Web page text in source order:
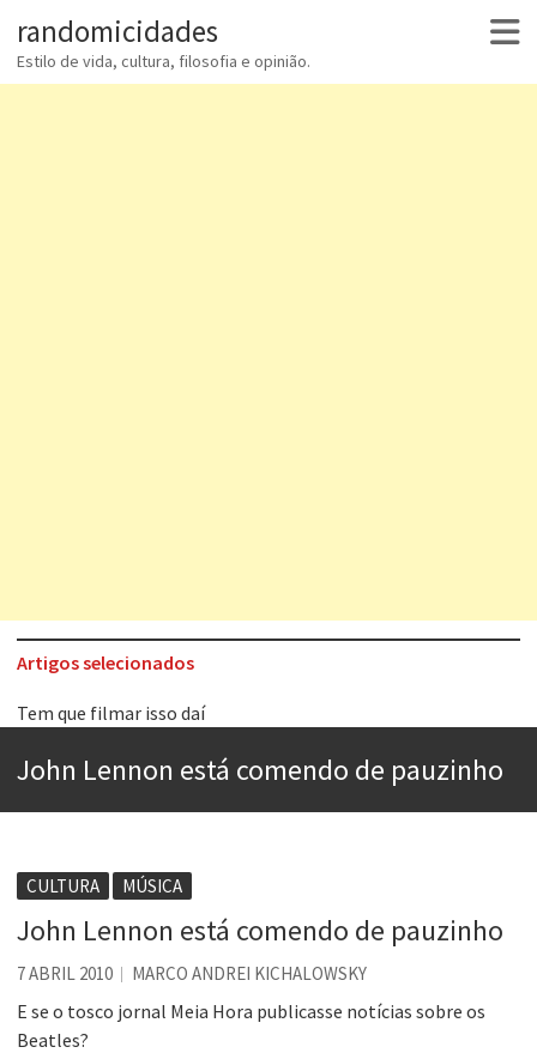
randomicidades
Estilo de vida, cultura, filosofia e opinião.
Artigos selecionados
Tem que filmar isso daí
Esse tal de Rock Gaúcho
Os causos de Jorge Luis Borges
Voto obrigatório é correto?
Se queres salvar o mundo, o veganismo não é a resposta
John Lennon está comendo de pauzinho
CULTURA MÚSICA
John Lennon está comendo de pauzinho
7 ABRIL 2010 MARCO ANDREI KICHALOWSKY
E se o tosco jornal Meia Hora publicasse notícias sobre os
Beatles?